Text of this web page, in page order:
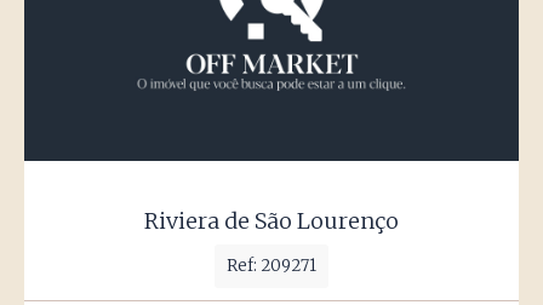
Riviera de São Lourenço
Ref: 209271